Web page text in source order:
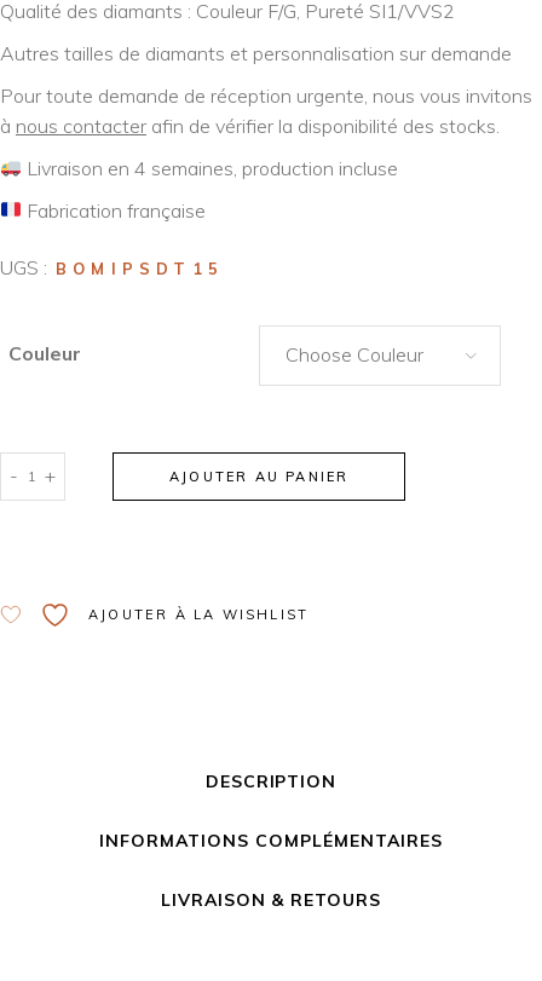
Qualité des diamants : Couleur F/G, Pureté SI1/VVS2
Autres tailles de diamants et personnalisation sur demande
Pour toute demande de réception urgente, nous vous invitons
à nous contacter afin de vérifier la disponibilité des stocks.
Livraison en 4 semaines, production incluse
Fabrication française
UGS : BOMIPSDT15
Couleur Choose Couleur
- + AJOUTER AU PANIER
AJOUTER À LA WISHLIST
DESCRIPTION
INFORMATIONS COMPLÉMENTAIRES
LIVRAISON & RETOURS